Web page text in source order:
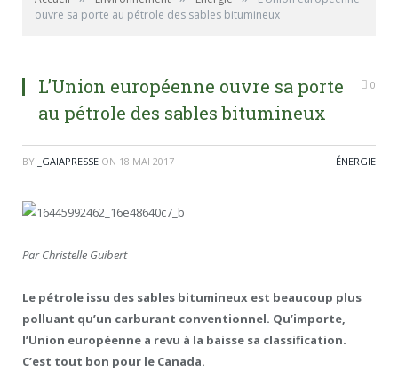
ouvre sa porte au pétrole des sables bitumineux
L’Union européenne ouvre sa porte
au pétrole des sables bitumineux
0
BY _GAIAPRESSE ON 18 MAI 2017 ÉNERGIE
Par Christelle Guibert
Le pétrole issu des sables bitumineux est beaucoup plus
polluant qu’un carburant conventionnel. Qu’importe,
l’Union européenne a revu à la baisse sa classification.
C’est tout bon pour le Canada.